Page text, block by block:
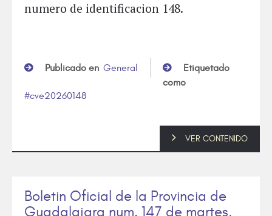
numero de identificacion 148.
Publicado en General
Etiquetado
como
cve20260148
VER CONTENIDO
Boletin Oficial de la Provincia de
Guadalajara num. 147 de martes,